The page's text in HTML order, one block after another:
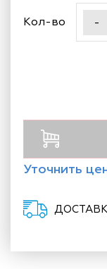
Кол-во -
Уточнить